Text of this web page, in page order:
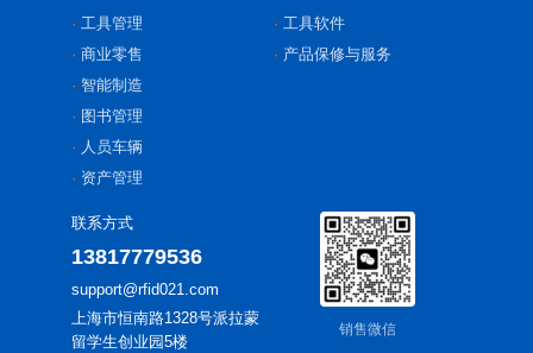
工具管理
商业零售
智能制造
图书管理
人员车辆
资产管理
工具软件
产品保修与服务
联系方式
13817779536
support@rfid021.com
上海市恒南路1328号派拉蒙
留学生创业园5楼
销售微信